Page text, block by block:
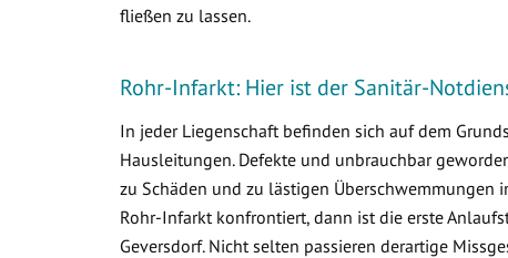
fließen zu lassen.
Rohr-Infarkt: Hier ist der Sanitär-
In jeder Liegenschaft befinden sich auf dem
Hausleitungen. Defekte und unbrauchbar
zu Schäden und zu lästigen Überschwemmungen
Rohr-Infarkt konfrontiert, dann ist die erste
Geversdorf. Nicht selten passieren derartige